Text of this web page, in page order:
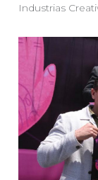
Industrias